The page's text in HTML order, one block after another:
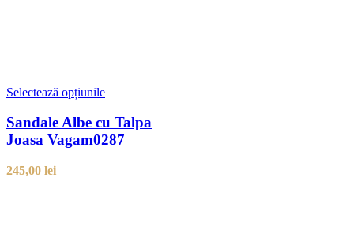
Selectează opțiunile
Sandale Albe cu Talpa
Joasa Vagam0287
245,00 lei